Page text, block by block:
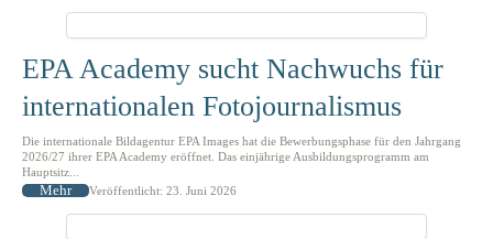
EPA Academy sucht Nachwuchs für
internationalen Fotojournalismus
Die internationale Bildagentur EPA Images hat die Bewerbungsphase für den Jahrgang
2026/27 ihrer EPA Academy eröffnet. Das einjährige Ausbildungsprogramm am
Hauptsitz...
Mehr Veröffentlicht: 23. Juni 2026